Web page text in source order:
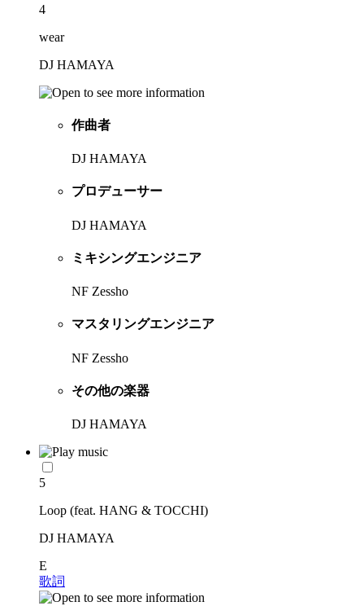
4
wear
DJ HAMAYA
作曲者
DJ HAMAYA
プロデューサー
DJ HAMAYA
ミキシングエンジニア
NF Zessho
マスタリングエンジニア
NF Zessho
その他の楽器
DJ HAMAYA
5
Loop (feat. HANG & TOCCHI)
DJ HAMAYA
E
歌詞